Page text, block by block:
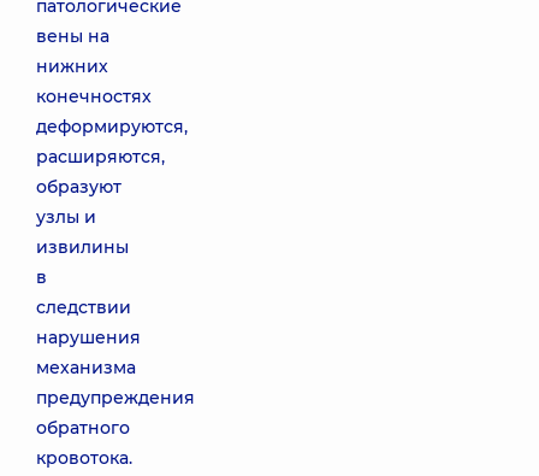
патологические
вены на
нижних
конечностях
деформируются,
расширяются,
образуют
узлы и
извилины
в
следствии
нарушения
механизма
предупреждения
обратного
кровотока.